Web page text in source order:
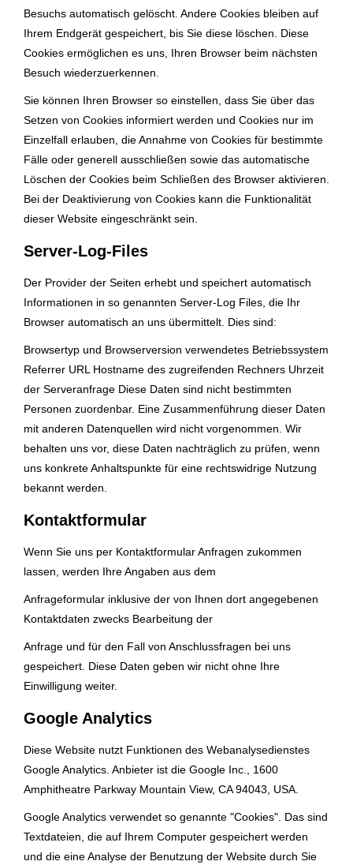
Besuchs automatisch gelöscht. Andere Cookies bleiben auf
Ihrem Endgerät gespeichert, bis Sie diese löschen. Diese
Cookies ermöglichen es uns, Ihren Browser beim nächsten
Besuch wiederzuerkennen.
Sie können Ihren Browser so einstellen, dass Sie über das
Setzen von Cookies informiert werden und Cookies nur im
Einzelfall erlauben, die Annahme von Cookies für bestimmte
Fälle oder generell ausschließen sowie das automatische
Löschen der Cookies beim Schließen des Browser aktivieren.
Bei der Deaktivierung von Cookies kann die Funktionalität
dieser Website eingeschränkt sein.
Server-Log-Files
Der Provider der Seiten erhebt und speichert automatisch
Informationen in so genannten Server-Log Files, die Ihr
Browser automatisch an uns übermittelt. Dies sind:
Browsertyp und Browserversion verwendetes Betriebssystem
Referrer URL Hostname des zugreifenden Rechners Uhrzeit
der Serveranfrage Diese Daten sind nicht bestimmten
Personen zuordenbar. Eine Zusammenführung dieser Daten
mit anderen Datenquellen wird nicht vorgenommen. Wir
behalten uns vor, diese Daten nachträglich zu prüfen, wenn
uns konkrete Anhaltspunkte für eine rechtswidrige Nutzung
bekannt werden.
Kontaktformular
Wenn Sie uns per Kontaktformular Anfragen zukommen
lassen, werden Ihre Angaben aus dem
Anfrageformular inklusive der von Ihnen dort angegebenen
Kontaktdaten zwecks Bearbeitung der
Anfrage und für den Fall von Anschlussfragen bei uns
gespeichert. Diese Daten geben wir nicht ohne Ihre
Einwilligung weiter.
Google Analytics
Diese Website nutzt Funktionen des Webanalysedienstes
Google Analytics. Anbieter ist die Google Inc., 1600
Amphitheatre Parkway Mountain View, CA 94043, USA.
Google Analytics verwendet so genannte "Cookies". Das sind
Textdateien, die auf Ihrem Computer gespeichert werden
und die eine Analyse der Benutzung der Website durch Sie